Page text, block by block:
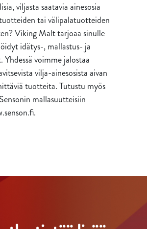
viljasta saatavia ainesosia
tai välipalatuotteiden
Viking Malt tarjoaa sinulle
idätys-, mallastus- ja
voimme jalostaa
vilja-ainesosista aivan
tuotteita. Tutustu myös
mallasuutteisiin